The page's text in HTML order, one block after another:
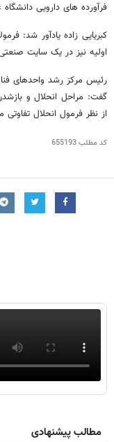
فرآورده های دارویی
اولیه نیز در یک سایت
رئیس مرکز رشد واحدهای
گفت: مراحل انحلال و
از نظر فرمول انحلال تفاوتی
کد مطلب655193
مطالب پیشنهادی